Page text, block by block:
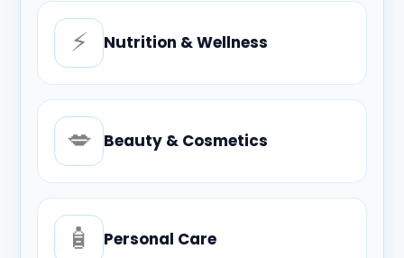
⚡ Nutrition & Wellness
💋 Beauty & Cosmetics
🧴 Personal Care